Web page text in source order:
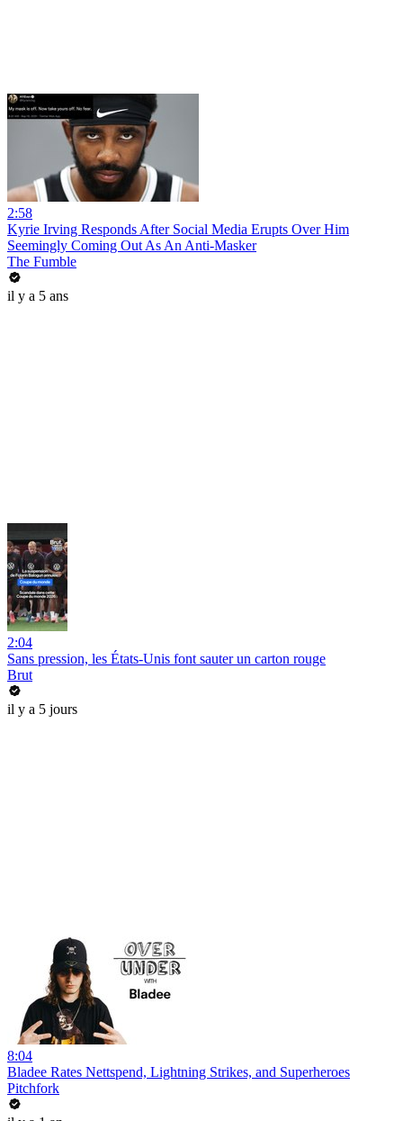
2:58
Kyrie Irving Responds After Social Media Erupts Over Him
Seemingly Coming Out As An Anti-Masker
The Fumble
il y a 5 ans
2:04
Sans pression, les États-Unis font sauter un carton rouge
Brut
il y a 5 jours
8:04
Bladee Rates Nettspend, Lightning Strikes, and Superheroes
Pitchfork